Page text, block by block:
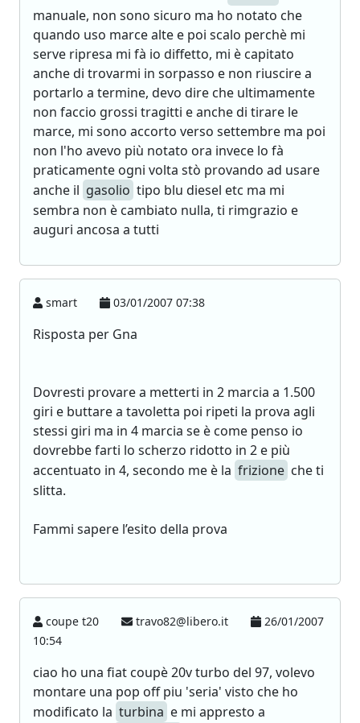
manuale, non sono sicuro ma ho notato che
quando uso marce alte e poi scalo perchè mi
serve ripresa mi fà io diffetto, mi è capitato
anche di trovarmi in sorpasso e non riuscire a
portarlo a termine, devo dire che ultimamente
non faccio grossi tragitti e anche di tirare le
marce, mi sono accorto verso settembre ma poi
non l'ho avevo più notato ora invece lo fà
praticamente ogni volta stò provando ad usare
anche il gasolio tipo blu diesel etc ma mi
sembra non è cambiato nulla, ti rimgrazio e
auguri ancosa a tutti
smart 03/01/2007 07:38
Risposta per Gna
Dovresti provare a metterti in 2 marcia a 1.500
giri e buttare a tavoletta poi ripeti la prova agli
stessi giri ma in 4 marcia se è come penso io
dovrebbe farti lo scherzo ridotto in 2 e più
accentuato in 4, secondo me è la frizione che ti
slitta.
Fammi sapere l’esito della prova
coupe t20 travo82@libero.it
26/01/2007
10:54
ciao ho una fiat coupè 20v turbo del 97, volevo
montare una pop off piu 'seria' visto che ho
modificato la turbina e mi appresto a